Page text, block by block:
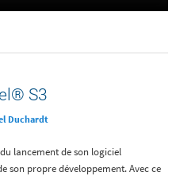
S3
Duchardt
lancement de son logiciel
son propre développement. Avec ce